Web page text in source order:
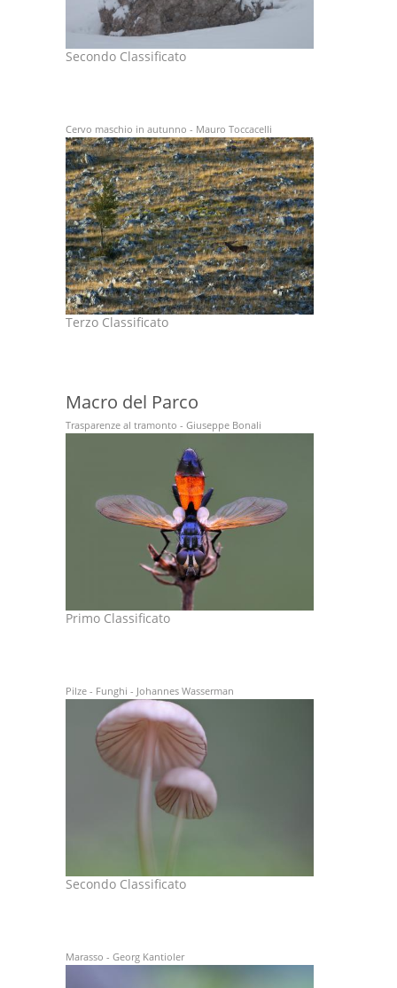
Secondo Classificato
Cervo maschio in autunno - Mauro Toccacelli
Terzo Classificato
Macro del Parco
Trasparenze al tramonto - Giuseppe Bonali
Primo Classificato
Pilze - Funghi - Johannes Wasserman
Secondo Classificato
Marasso - Georg Kantioler